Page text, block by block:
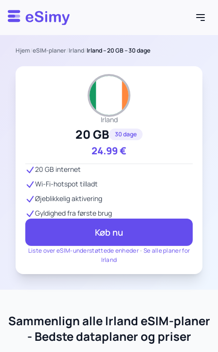
Esimy
Hjem/eSIM-planer/Irland/Irland – 20 GB – 30 dage
Irland
20 GB 30 dage
24.99€
Liste over eSIM-understøttede enheder- Se alle planer for
Irland
20 GB internet
Wi-Fi-hotspot tilladt
Øjeblikkelig aktivering
Gyldighed fra første brug
Køb nu
Sammenlign alle Irland eSIM-planer
- Bedste dataplaner og priser